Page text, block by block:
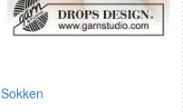
Sokken